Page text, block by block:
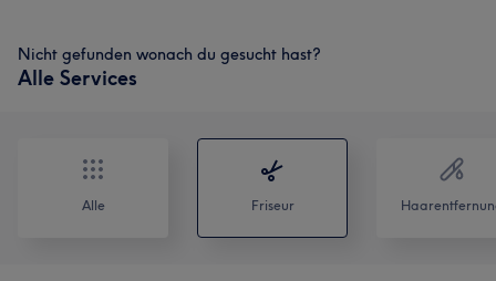
Nicht gefunden wonach du gesucht hast?
Alle Services
Alle Friseur